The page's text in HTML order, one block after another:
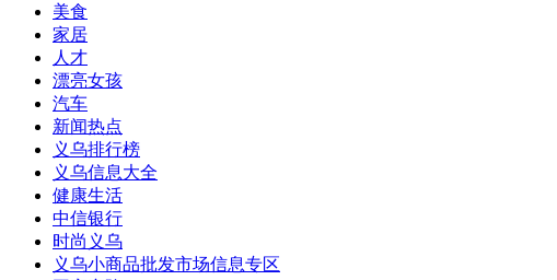
美食
家居
人才
漂亮女孩
汽车
新闻热点
义乌排行榜
义乌信息大全
健康生活
中信银行
时尚义乌
义乌小商品批发市场信息专区